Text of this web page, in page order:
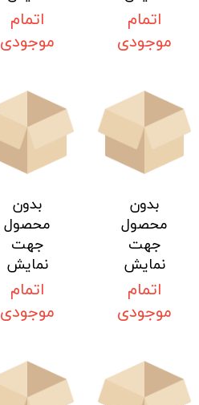
اتمام
موجودی
اتمام
موجودی
بدون
محصول
جهت
نمایش
اتمام
موجودی
بدون
محصول
جهت
نمایش
اتمام
موجودی